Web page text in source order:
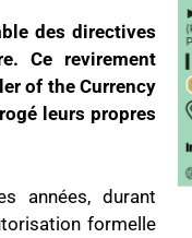
des directives
Ce revirement
of the Currency
leurs propres
années, durant
formelle